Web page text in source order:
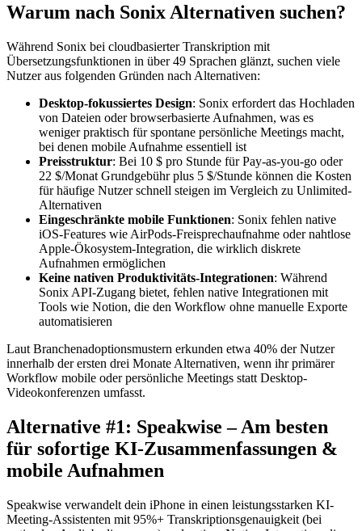
Warum nach Sonix Alternativen suchen?
Während Sonix bei cloudbasierter Transkription mit
Übersetzungsfunktionen in über 49 Sprachen glänzt, suchen viele
Nutzer aus folgenden Gründen nach Alternativen:
Desktop-fokussiertes Design: Sonix erfordert das Hochladen
von Dateien oder browserbasierte Aufnahmen, was es
weniger praktisch für spontane persönliche Meetings macht,
bei denen mobile Aufnahme essentiell ist
Preisstruktur: Bei 10 $ pro Stunde für Pay-as-you-go oder
22 $/Monat Grundgebühr plus 5 $/Stunde können die Kosten
für häufige Nutzer schnell steigen im Vergleich zu Unlimited-
Alternativen
Eingeschränkte mobile Funktionen: Sonix fehlen native
iOS-Features wie AirPods-Freisprechaufnahme oder nahtlose
Apple-Ökosystem-Integration, die wirklich diskrete
Aufnahmen ermöglichen
Keine nativen Produktivitäts-Integrationen: Während
Sonix API-Zugang bietet, fehlen native Integrationen mit
Tools wie Notion, die den Workflow ohne manuelle Exporte
automatisieren
Laut Branchenadoptionsmustern erkunden etwa 40% der Nutzer
innerhalb der ersten drei Monate Alternativen, wenn ihr primärer
Workflow mobile oder persönliche Meetings statt Desktop-
Videokonferenzen umfasst.
Alternative #1: Speakwise – Am besten
für sofortige KI-Zusammenfassungen &
mobile Aufnahmen
Speakwise verwandelt dein iPhone in einen leistungsstarken KI-
Meeting-Assistenten mit 95%+ Transkriptionsgenauigkeit (bei